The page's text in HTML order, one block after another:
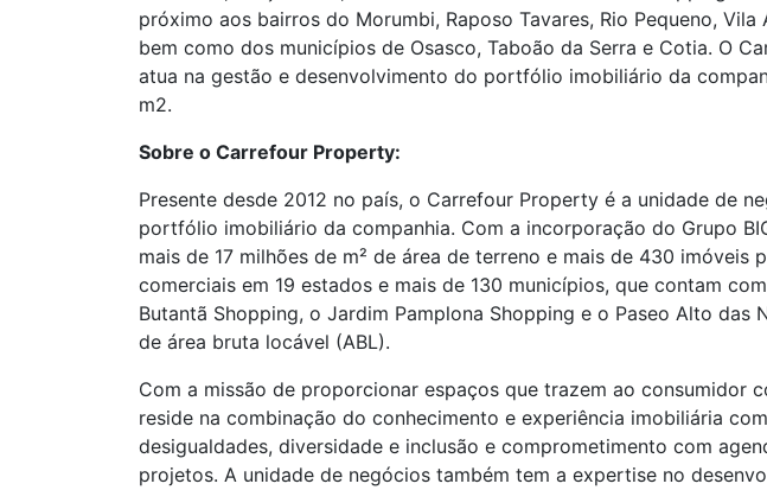
próximo aos bairros do Morumbi, Raposo Tavares, Rio Pequeno,
bem como dos municípios de Osasco, Taboão da Serra e Cotia. O
atua na gestão e desenvolvimento do portfólio imobiliário da
m2.
Sobre o Carrefour Property:
Presente desde 2012 no país, o Carrefour Property é a unidade de
portfólio imobiliário da companhia. Com a incorporação do Grupo
mais de 17 milhões de m² de área de terreno e mais de 430
comerciais em 19 estados e mais de 130 municípios, que contam
Butantã Shopping, o Jardim Pamplona Shopping e o Paseo Alto das
de área bruta locável (ABL).
Com a missão de proporcionar espaços que trazem ao
reside na combinação do conhecimento e experiência imobiliária
desigualdades, diversidade e inclusão e comprometimento com
projetos. A unidade de negócios também tem a expertise no